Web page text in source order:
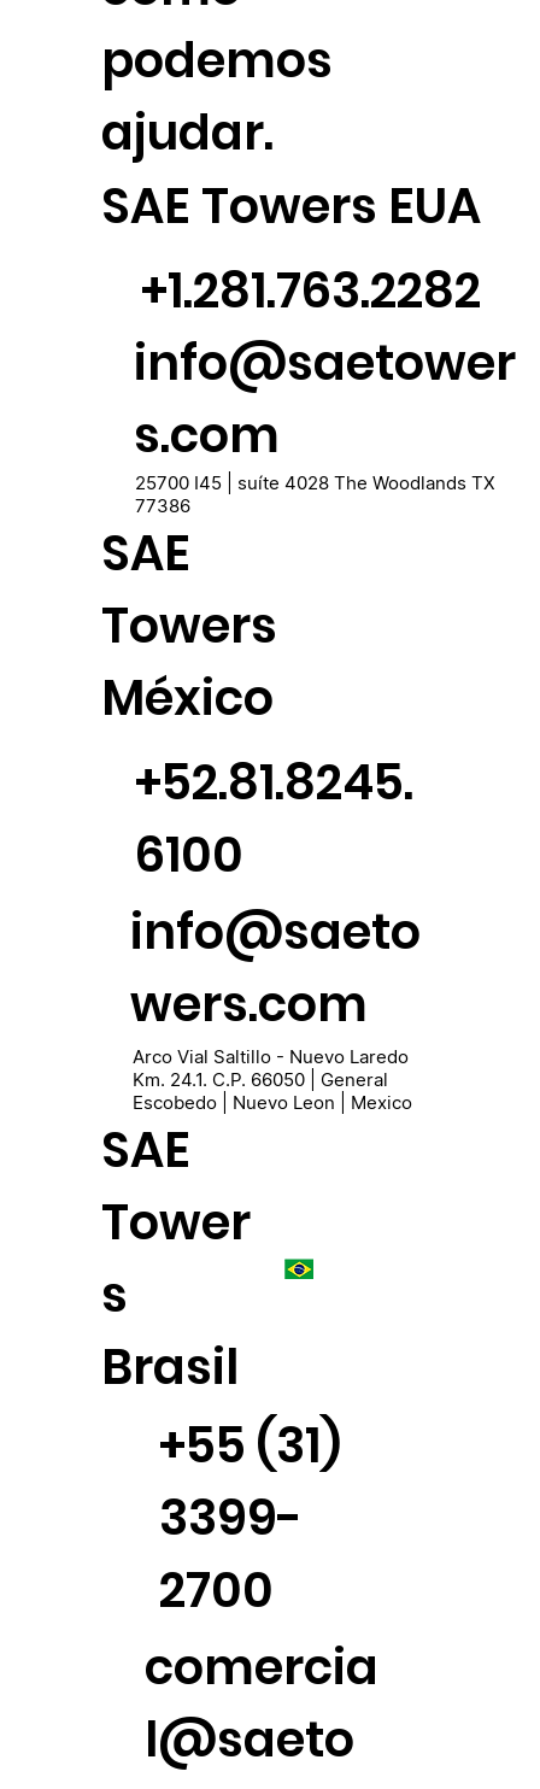
SAE Towers EUA
+1.281.763.2282
info@saetower
s.com
25700 I45 | suíte 4028 The Woodlands TX
77386
+52.81.8245.
6100
info@saeto
wers.com
Arco Vial Saltillo - Nuevo Laredo
Km. 24.1. C.P. 66050 | General
Escobedo | Nuevo Leon | Mexico
SAE
Towers
México
SAE
Tower
s
Brasil
+55 (31)
3399-
2700
comercia
l@saeto
podemos
ajudar.